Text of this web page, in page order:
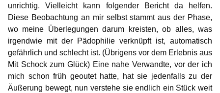
unrichtig. Vielleicht kann folgender Bericht da helfen.
Diese Beobachtung an mir selbst stammt aus der Phase,
wo meine Überlegungen darum kreisten, ob alles, was
irgendwie mit der Pädophilie verknüpft ist, automatisch
gefährlich und schlecht ist. (Übrigens vor dem Erlebnis aus
Mit Schock zum Glück) Eine nahe Verwandte, vor der ich
mich schon früh geoutet hatte, hat sie jedenfalls zu der
Äußerung bewegt, nun verstehe sie endlich ein Stück weit